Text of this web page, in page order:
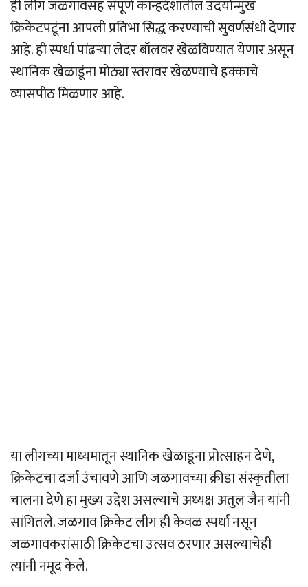
ही लीग जळगावसह संपूर्ण कान्हदेशातील उदयोन्मुख
क्रिकेटपटूंना आपली प्रतिभा सिद्ध करण्याची सुवर्णसंधी देणार
आहे. ही स्पर्धा पांढर्‍या लेदर बॉलवर खेळविण्यात येणार असून
स्थानिक खेळाडूंना मोठ्या स्तरावर खेळण्याचे हक्काचे
व्यासपीठ मिळणार आहे.
या लीगच्या माध्यमातून स्थानिक खेळाडूंना प्रोत्साहन देणे,
क्रिकेटचा दर्जा उंचावणे आणि जळगावच्या क्रीडा संस्कृतीला
चालना देणे हा मुख्य उद्देश असल्याचे अध्यक्ष अतुल जैन यांनी
सांगितले. जळगाव क्रिकेट लीग ही केवळ स्पर्धा नसून
जळगावकरांसाठी क्रिकेटचा उत्सव ठरणार असल्याचेही
त्यांनी नमूद केले.